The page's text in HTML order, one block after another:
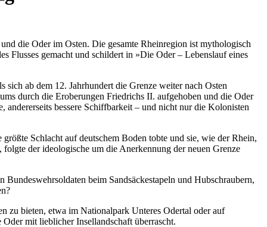
die Oder im Osten. Die gesamte Rheinregion ist mythologisch
Flusses gemacht und schildert in »Die Oder – Lebenslauf eines
ab dem 12. Jahrhundert die Grenze weiter nach Osten
durch die Eroberungen Friedrichs II. aufgehoben und die Oder
bessere Schiffbarkeit – und nicht nur die Kolonisten
Schlacht auf deutschem Boden tobte und sie, wie der Rhein,
der ideologische um die Anerkennung der neuen Grenze
beim Sandsäckestapeln und Hubschraubern,
zu bieten, etwa im Nationalpark Unteres Odertal oder auf
mit lieblicher Insellandschaft überrascht.